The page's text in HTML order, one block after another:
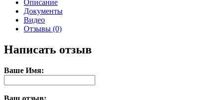
Описание
Документы
Видео
Отзывы (0)
Написать отзыв
Ваше Имя:
Ваш отзыв: